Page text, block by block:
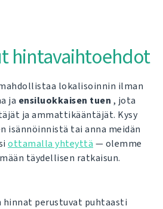
hintavaihtoehdot
lokalisoinnin ilman
ja ensiluokkaisen tuen , jota
ja ammattikääntäjät. Kysy
isännöinnistä tai anna meidän
ottamalla yhteyttä — olemme
täydellisen ratkaisun.
hinnat perustuvat puhtaasti